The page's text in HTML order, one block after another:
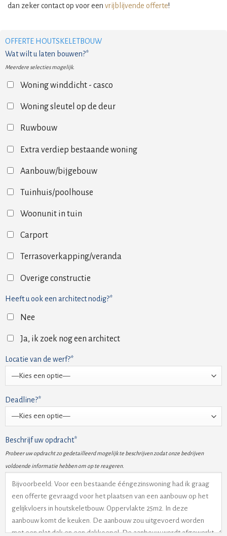
dan zeker contact op voor een vrijblijvende offerte!
OFFERTE HOUTSKELETBOUW
Wat wilt u laten bouwen?*
Meerdere selecties mogelijk.
Woning winddicht - casco
Woning sleutel op de deur
Ruwbouw
Extra verdiep bestaande woning
Aanbouw/bijgebouw
Tuinhuis/poolhouse
Woonunit in tuin
Carport
Terrasoverkapping/veranda
Overige constructie
Heeft u ook een architect nodig?*
Nee
Ja, ik zoek nog een architect
Locatie van de werf?*
Deadline?*
Beschrijf uw opdracht*
Probeer uw opdracht zo gedetailleerd mogelijk te beschrijven zodat onze bedrijven
voldoende informatie hebben om op te reageren.